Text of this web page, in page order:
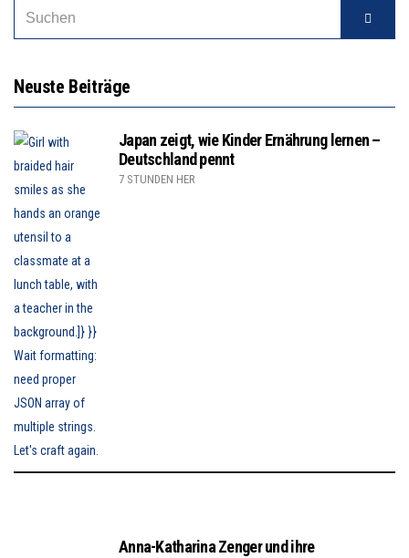
Neuste Beiträge
Japan zeigt, wie Kinder Ernährung lernen –
Deutschland pennt
7 STUNDEN HER
Anna-Katharina Zenger und ihre